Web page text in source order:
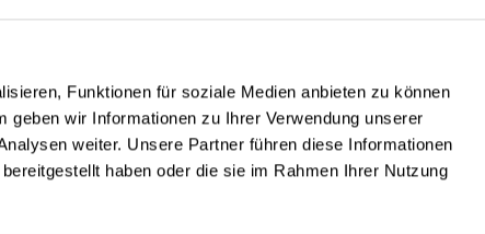
Funktionen für soziale Medien anbieten zu können
wir Informationen zu Ihrer Verwendung unserer
weiter. Unsere Partner führen diese Informationen
haben oder die sie im Rahmen Ihrer Nutzung